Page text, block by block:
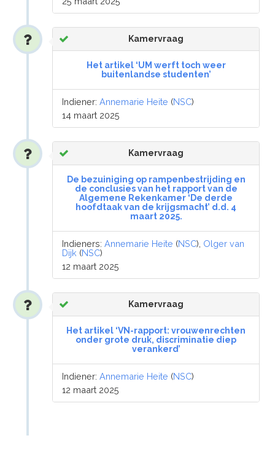
Kamervraag
Het artikel ‘UM werft toch weer
buitenlandse studenten’
Indiener:Annemarie Heite (NSC)
14 maart 2025
Kamervraag
De bezuiniging op rampenbestrijding en
de conclusies van het rapport van de
Algemene Rekenkamer ‘De derde
hoofdtaak van de krijgsmacht’ d.d. 4
maart 2025.
Indieners:Annemarie Heite (NSC), Olger van
Dijk (NSC)
12 maart 2025
Kamervraag
Het artikel ‘VN-rapport: vrouwenrechten
onder grote druk, discriminatie diep
verankerd’
Indiener:Annemarie Heite (NSC)
12 maart 2025